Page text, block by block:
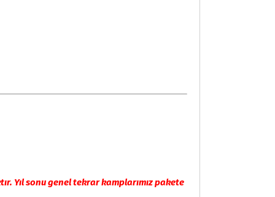
Yıl sonu genel tekrar kamplarımız pakete